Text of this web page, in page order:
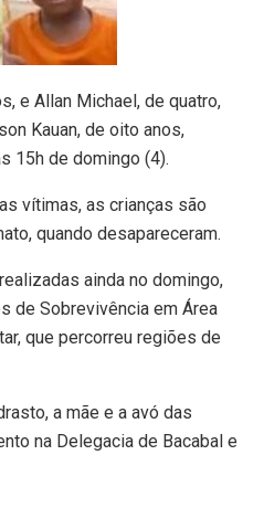
e Allan Michael, de quatro,
Kauan, de oito anos,
15h de domingo (4).
vítimas, as crianças são
quando desapareceram.
ainda no domingo,
de Sobrevivência em Área
que percorreu regiões de
a mãe e a avó das
na Delegacia de Bacabal e